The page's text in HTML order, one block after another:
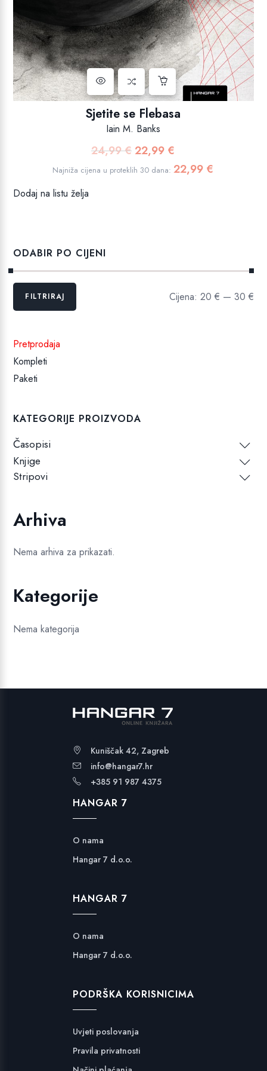
Sjetite se Flebasa
Iain M. Banks
24,99€ Izvorna
cijena
22,99 €
cijena
Najniža cijena u proteklih 30 dana: 22,99 €
Dodaj na listu želja
ODABIR PO CIJENI
Min
MaksFILTRIRAJ Cijena: 20 € — 30 €
Pretprodaja
Kompleti
Paketi
KATEGORIJE PROIZVODA
Časopisi
Knjige
Stripovi
Arhiva
Nema arhiva za prikazati.
Kategorije
Nema kategorija
Kuniščak 42, Zagreb
info@hangar7.hr
+385 91 987 4375
HANGAR 7
O nama
Hangar 7 d.o.o.
HANGAR 7
O nama
Hangar 7 d.o.o.
PODRŠKA KORISNICIMA
Uvjeti poslovanja
Pravila privatnosti